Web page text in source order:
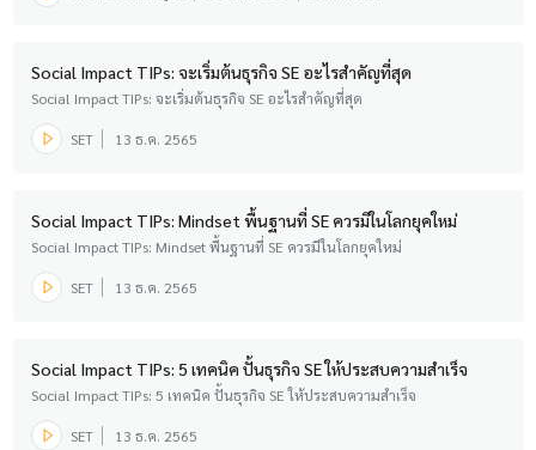
Social Impact TIPs: จะเริ่มต้นธุรกิจ SE อะไรสำคัญที่สุด
Social Impact TIPs: จะเริ่มต้นธุรกิจ SE อะไรสำคัญที่สุด
SET 13 ธ.ค. 2565
Social Impact TIPs: Mindset พื้นฐานที่ SE ควรมีในโลกยุคใหม่
Social Impact TIPs: Mindset พื้นฐานที่ SE ควรมีในโลกยุคใหม่
SET 13 ธ.ค. 2565
Social Impact TIPs: 5 เทคนิค ปั้นธุรกิจ SE ให้ประสบความสำเร็จ
Social Impact TIPs: 5 เทคนิค ปั้นธุรกิจ SE ให้ประสบความสำเร็จ
SET 13 ธ.ค. 2565